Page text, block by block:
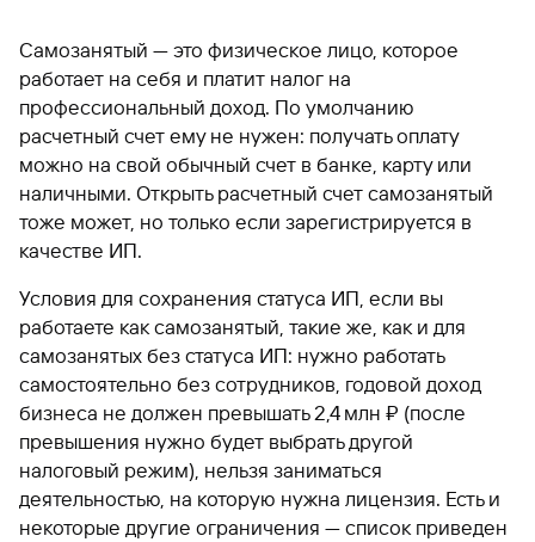
Самозанятый — это физическое лицо, которое
работает на себя и платит налог на
профессиональный доход. По умолчанию
расчетный счет ему не нужен: получать оплату
можно на свой обычный счет в банке, карту или
наличными. Открыть расчетный счет самозанятый
тоже может, но только если зарегистрируется в
качестве ИП.
Условия для сохранения статуса ИП, если вы
работаете как самозанятый, такие же, как и для
самозанятых без статуса ИП: нужно работать
самостоятельно без сотрудников, годовой доход
бизнеса не должен превышать 2,4 млн ₽ (после
превышения нужно будет выбрать другой
налоговый режим), нельзя заниматься
деятельностью, на которую нужна лицензия. Есть и
некоторые другие ограничения — список приведен